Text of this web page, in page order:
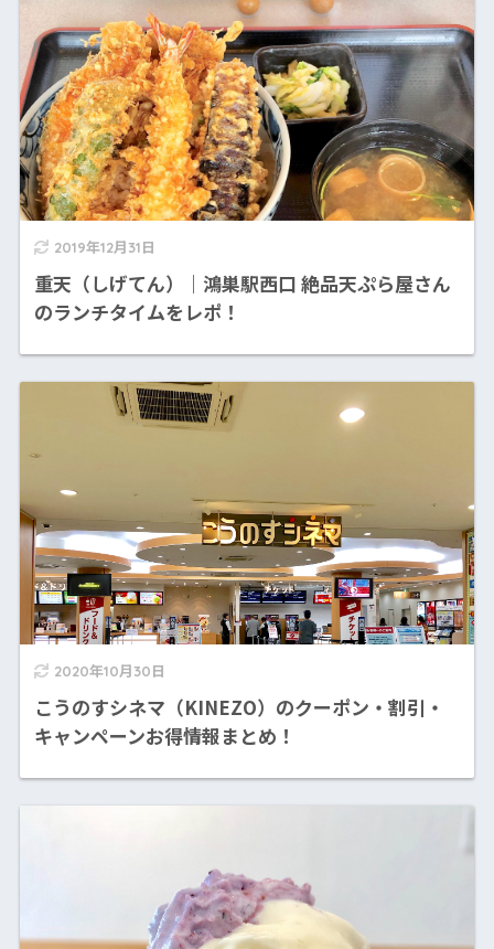
2019年12月31日
重天（しげてん）｜鴻巣駅西口 絶品天ぷら屋さん
のランチタイムをレポ！
2020年10月30日
こうのすシネマ（KINEZO）のクーポン・割引・
キャンペーンお得情報まとめ！